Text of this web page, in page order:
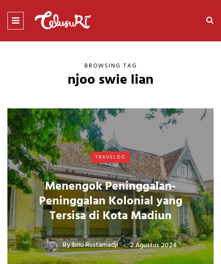
BROWSING TAG
njoo swie lian
TRAVELOG
Menengok Peninggalan-
Peninggalan Kolonial yang
Tersisa di Kota Madiun
ByIbnu Rustamadji 2 Agustus 2024